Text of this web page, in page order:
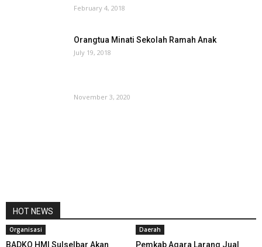
February 4, 2018
Orangtua Minati Sekolah Ramah Anak
July 19, 2018
November 3, 2020
HOT NEWS
Organisasi
BADKO HMI Sulselbar Akan
Daerah
Pemkab Agara Larang Jual